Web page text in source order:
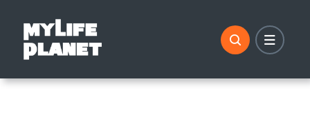
contenido